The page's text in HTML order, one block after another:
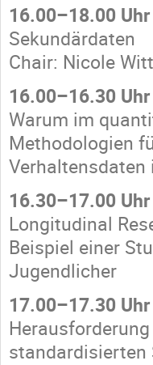
16.00–18.00 Uhr
Sekundärdaten
Chair: Nicole
16.00–16.30 Uhr
Warum im
Methodologien
16.30–17.00 Uhr
Longitudinal
Beispiel einer
Jugendlicher
17.00–17.30 Uhr
standardisierten